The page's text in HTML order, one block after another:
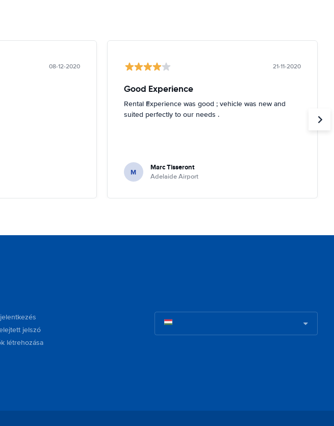
08-12-2020 21-11-2020
Good Experience
Rental Experience was good ; vehicle was new and
suited perfectly to our needs .
M Marc Tisseront
Adelaide Airport
jelszó
létrehozása